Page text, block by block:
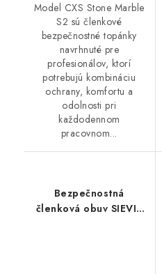
Model CXS Stone Marble
S2 sú členkové
bezpečnostné topánky
navrhnuté pre
profesionálov, ktorí
potrebujú kombináciu
ochrany, komfortu a
odolnosti pri
každodennom
pracovnom...
Bezpečnostná
členková obuv SIEVI -